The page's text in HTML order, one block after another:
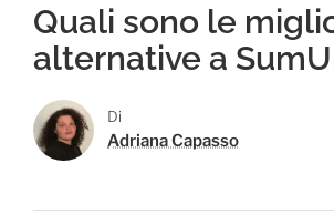
Quali sono le
alternative a
Di
Adriana Capasso